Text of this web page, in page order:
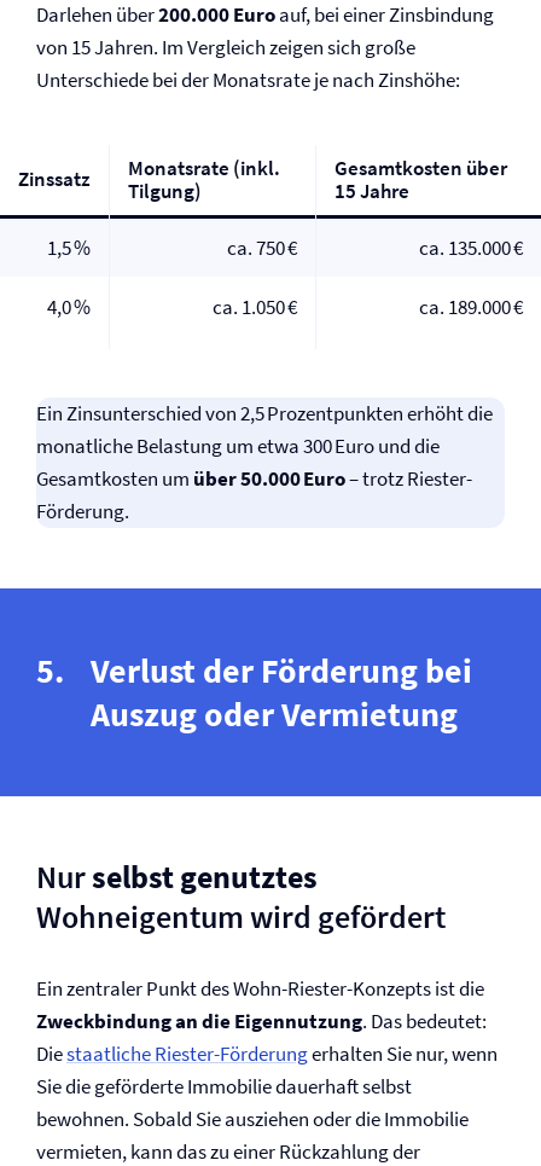
Darlehen über200.000 Euroauf, bei einer Zinsbindung
von 15 Jahren. Im Vergleich zeigen sich große
Unterschiede bei der Monatsrate je nach Zinshöhe:
Zinssatz
Monatsrate (inkl.
Tilgung)
Gesamtkosten über
15 Jahre
1,5 % ca. 750 € ca. 135.000 €
4,0 % ca. 1.050 € ca. 189.000 €
Ein Zinsunterschied von 2,5 Prozentpunkten erhöht die
monatliche Belastung um etwa 300 Euro und die
Gesamtkosten um über 50.000 Euro– trotz Riester-
Förderung.
Verlust der Förderung bei
Auszug oder Vermietung
Nurselbst genutztes
Wohneigentum wird gefördert
Ein zentraler Punkt des Wohn-Riester-Konzepts ist die
Zweckbindung an die Eigennutzung. Das bedeutet:
Diestaatliche Riester-Förderungerhalten Sie nur, wenn
Sie die geförderte Immobilie dauerhaft selbst
bewohnen. Sobald Sie ausziehen oder die Immobilie
vermieten, kann das zu einer Rückzahlung der